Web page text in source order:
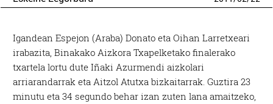
Igandean Espejon (Araba) Donato eta Oihan Larretxeari
irabazita, Binakako Aizkora Txapelketako finalerako
txartela lortu dute Iñaki Azurmendi aizkolari
arriarandarrak eta Aitzol Atutxa bizkaitarrak. Guztira 23
minutu eta 34 segundo behar izan zuten lana amaitzeko,